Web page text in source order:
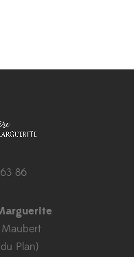
86
Plan)